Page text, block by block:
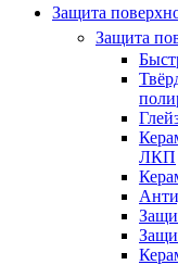
Защита
Защита
ЛКП